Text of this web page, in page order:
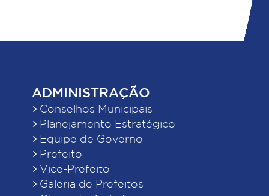
ADMINISTRAÇÃO
Conselhos Municipais
Planejamento Estratégico
Equipe de Governo
Prefeito
Vice-Prefeito
Galeria de Prefeitos